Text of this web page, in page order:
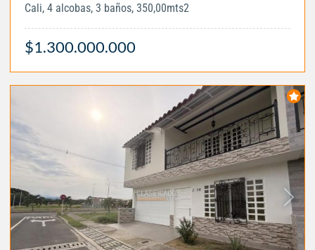
Cali, 4 alcobas, 3 baños, 350,00mts2
$1.300.000.000